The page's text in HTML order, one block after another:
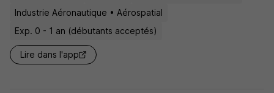
Industrie Aéronautique • Aérospatial
Exp. 0 - 1 an (débutants acceptés)
Lire dans l'app